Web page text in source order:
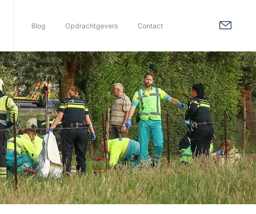
Blog Opdrachtgevers Contact